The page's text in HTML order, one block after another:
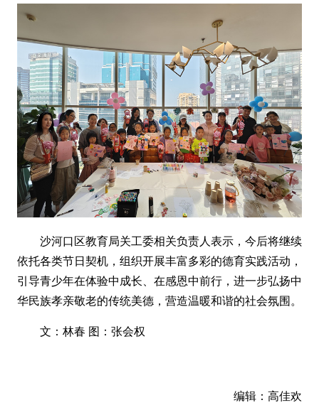
沙河口区教育局关工委相关负责人表示，今后将继续
依托各类节日契机，组织开展丰富多彩的德育实践活动，
引导青少年在体验中成长、在感恩中前行，进一步弘扬中
华民族孝亲敬老的传统美德，营造温暖和谐的社会氛围。
文：林春 图：张会权
编辑：高佳欢